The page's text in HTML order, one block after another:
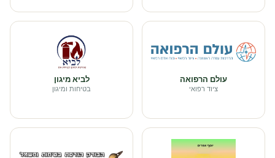
עולם הרפואה
ציוד רפואי
לביא מיגון
בטיחות ומיגון